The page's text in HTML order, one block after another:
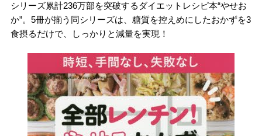
シリーズ累計236万部を突破するダイエットレシピ本“やせお
か”。5冊が揃う同シリーズは、糖質を控えめにしたおかずを3
食摂るだけで、しっかりと減量を実現！